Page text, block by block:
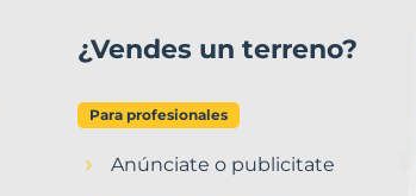
¿Vendes un terreno?
Para profesionales
Anúnciate o publicitate